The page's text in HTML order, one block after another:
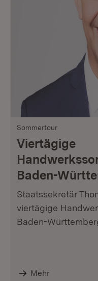
Sommertour
Viertägige
Baden-
Staatssekretär
viertägige
Baden-
Mehr